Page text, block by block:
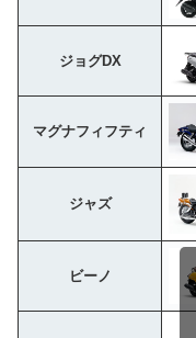
ジョグDX
マグナフィフティ
ジャズ
ビーノ